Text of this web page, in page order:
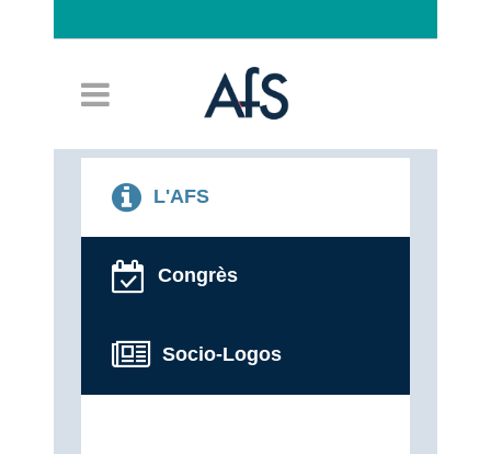
L'AFS
Congrès
Socio-Logos